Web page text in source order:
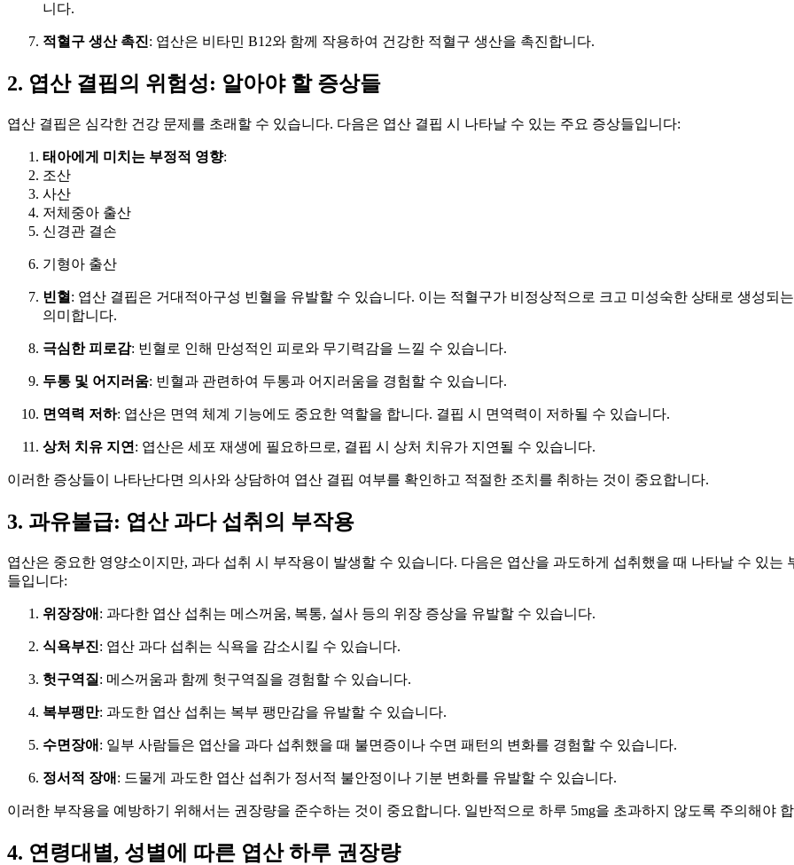
니다.
적혈구 생산 촉진: 엽산은 비타민 B12와 함께 작용하여 건강한 적혈구 생산을 촉진합니다.
2. 엽산 결핍의 위험성: 알아야 할 증상들
엽산 결핍은 심각한 건강 문제를 초래할 수 있습니다. 다음은 엽산 결핍 시 나타날 수 있는 주요 증상들입니다:
태아에게 미치는 부정적 영향:
조산
사산
저체중아 출산
신경관 결손
기형아 출산
빈혈 : 엽산 결핍은 거대적아구성 빈혈을 유발할 수 있습니다. 이는 적혈구가 비정상적으로 크고 미성숙한 상태로 생성되
의미합니다.
극심한 피로감: 빈혈로 인해 만성적인 피로와 무기력감을 느낄 수 있습니다.
두통 및 어지러움: 빈혈과 관련하여 두통과 어지러움을 경험할 수 있습니다.
면역력 저하: 엽산은 면역 체계 기능에도 중요한 역할을 합니다. 결핍 시 면역력이 저하될 수 있습니다.
상처 치유 지연 : 엽산은 세포 재생에 필요하므로, 결핍 시 상처 치유가 지연될 수 있습니다.
이러한 증상들이 나타난다면 의사와 상담하여 엽산 결핍 여부를 확인하고 적절한 조치를 취하는 것이 중요합니다.
3. 과유불급: 엽산 과다 섭취의 부작용
엽산은 중요한 영양소이지만, 과다 섭취 시 부작용이 발생할 수 있습니다. 다음은 엽산을 과도하게 섭취했을 때 나타날 수 있는
들입니다:
위장장애 : 과다한 엽산 섭취는 메스꺼움, 복통, 설사 등의 위장 증상을 유발할 수 있습니다.
식욕부진: 엽산 과다 섭취는 식욕을 감소시킬 수 있습니다.
헛구역질 : 메스꺼움과 함께 헛구역질을 경험할 수 있습니다.
복부팽만: 과도한 엽산 섭취는 복부 팽만감을 유발할 수 있습니다.
수면장애 : 일부 사람들은 엽산을 과다 섭취했을 때 불면증이나 수면 패턴의 변화를 경험할 수 있습니다.
정서적 장애 : 드물게 과도한 엽산 섭취가 정서적 불안정이나 기분 변화를 유발할 수 있습니다.
이러한 부작용을 예방하기 위해서는 권장량을 준수하는 것이 중요합니다. 일반적으로 하루 5mg을 초과하지 않도록 주의해야
4. 연령대별, 성별에 따른 엽산 하루 권장량